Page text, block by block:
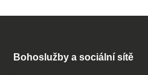
Bohoslužby a sociální sítě